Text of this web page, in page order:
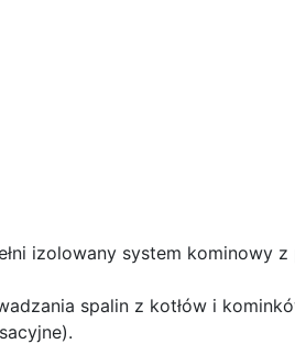
izolowany system
spalin z kotłów i